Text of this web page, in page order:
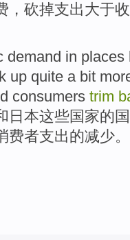
，砍掉支出大于
demand in places
up quite a bit
consumers trim
日本这些国家的
费者支出的减少。